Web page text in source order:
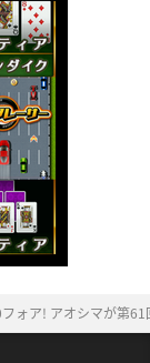
ォア! アオシマが第